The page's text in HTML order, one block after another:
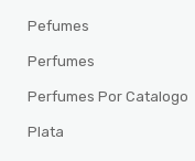
Pefumes
Perfumes
Perfumes Por Catalogo
Plata